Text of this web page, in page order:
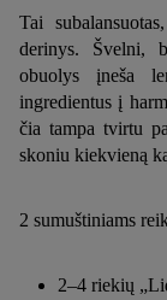
Tai
derinys. Švelni,
obuolys įneša
ingredientus į
čia tampa tvirtu
skoniu kiekvieną
2 sumuštiniams
2–4 riekių